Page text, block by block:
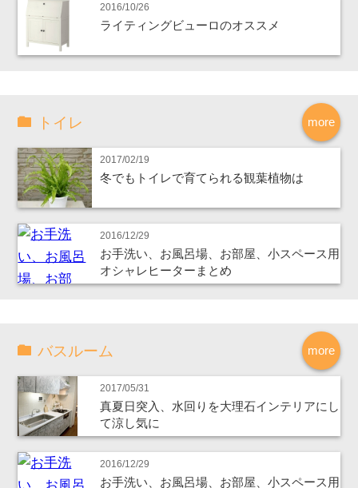
2016/10/26
ライティングビューロのオススメ
more
トイレ
2017/02/19
冬でもトイレで育てられる観葉植物は
2016/12/29
お手洗い、お風呂場、お部屋、小スペース用
オシャレヒーターまとめ
more
バスルーム
2017/05/31
真夏日突入、水回りを大理石インテリアにし
て涼し気に
2016/12/29
お手洗い、お風呂場、お部屋、小スペース用